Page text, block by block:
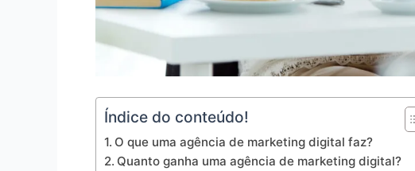
Índice do conteúdo!
O que uma agência de marketing digital faz?
Quanto ganha uma agência de marketing digital?